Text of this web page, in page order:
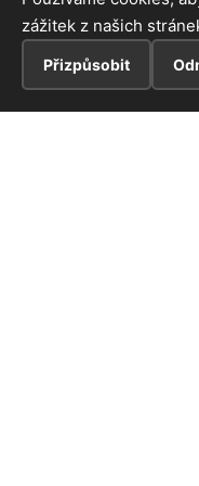
zážitek z našich
Přizpůsobit